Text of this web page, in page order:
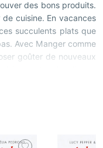
des bons produits.
cuisine. En vacances
succulents plats que
Avec Manger comme
goûter de nouveaux
et un guide des